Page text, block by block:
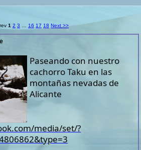
1 2 3 16 17 18 Next >>
Paseando con nuestro
cachorro Taku en las
montañas nevadas de
Alicante
media/set/?